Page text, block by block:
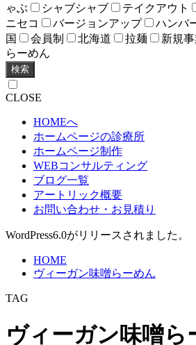
ゃぶ
シャブシャブ テイクアウト
ニセコ
バージョンアップ ハンバ
国
会員制 北海道 拉麺 新規
らーめん
検索
CLOSE
HOMEへ
ホームページの診療所
ホームページ制作
WEBコンサルティング
ブログ一覧
アートリック概要
お問い合わせ・お見積り
WordPress6.0がリリースされました。
HOME
ヴィーガン味噌らーめん
TAG
ヴィーガン味噌ら